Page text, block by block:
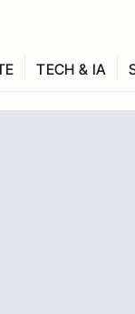
TECH & IA